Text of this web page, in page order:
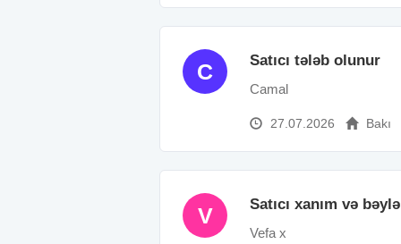
C Satıcı tələb olunur
Camal
27.07.2026 Bakı
V Satıcı xanım və
Vefa x